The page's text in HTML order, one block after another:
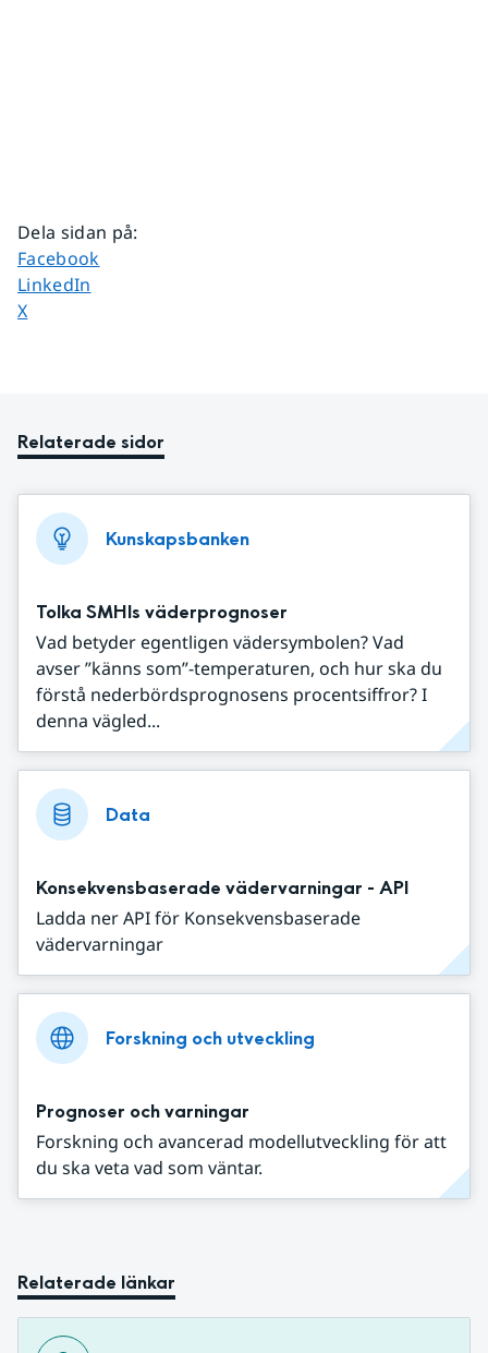
Dela sidan på:
Dela sidan på
Facebook
Dela sidan på
LinkedIn
Dela sidan på
X
Relaterade sidor
Kunskapsbanken
Tolka SMHIs väderprognoser
Vad betyder egentligen vädersymbolen? Vad
avser ”känns som”-temperaturen, och hur ska du
förstå nederbördsprognosens procentsiffror? I
denna vägled...
Data
Konsekvensbaserade vädervarningar - API
Ladda ner API för Konsekvensbaserade
vädervarningar
Forskning och utveckling
Prognoser och varningar
Forskning och avancerad modellutveckling för att
du ska veta vad som väntar.
Relaterade länkar